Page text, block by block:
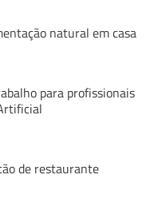
natural em casa
para profissionais
de restaurante